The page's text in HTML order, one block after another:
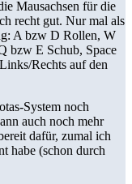
Mausachsen für die
recht gut. Nur mal als
A bzw D Rollen, W
bzw E Schub, Space
Rechts auf den
System noch
auch noch mehr
dafür, zumal ich
habe (schon durch